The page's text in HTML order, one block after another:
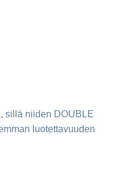
sillä niiden DOUBLE
luotettavuuden